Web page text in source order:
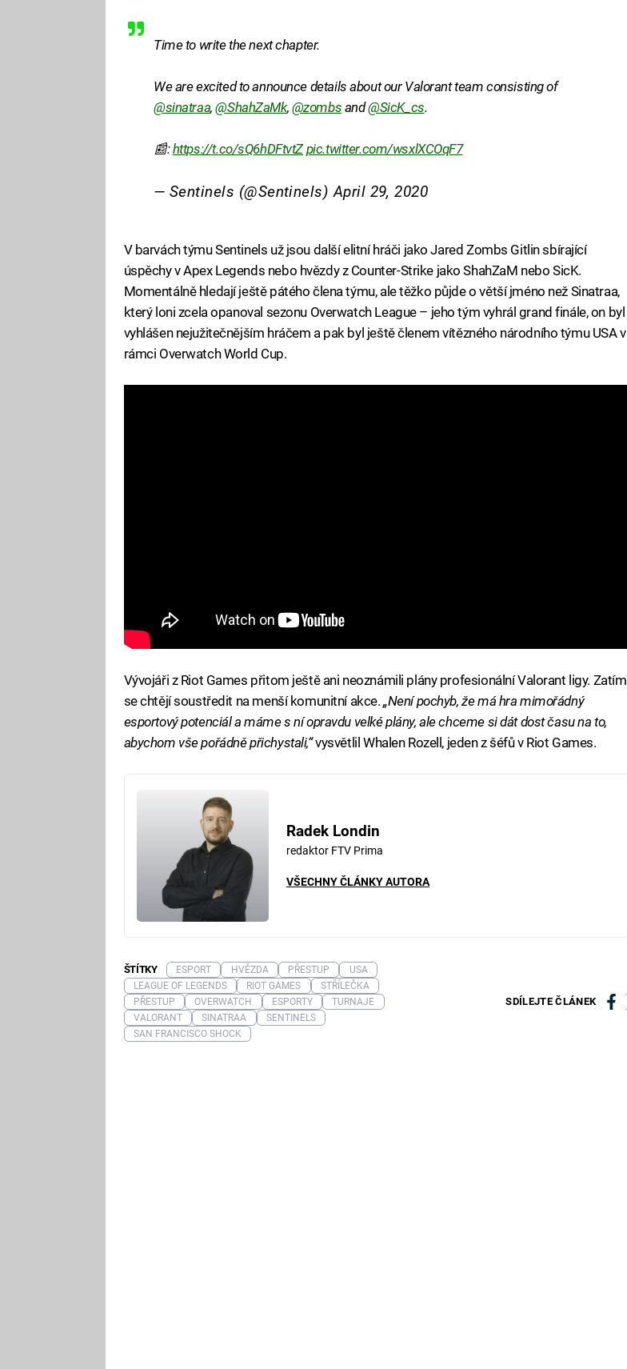
Time to write the next chapter.
We are excited to announce details about our Valorant team consisting of
@sinatraa,@ShahZaMk, @zombs and@SicK_cs.
📰:https://t.co/sQ6hDFtvtZpic.twitter.com/wsxlXCOqF7
— Sentinels (@Sentinels)April 29, 2020
V barvách týmu Sentinels už jsou další elitní hráči jako Jared Zombs Gitlin sbírající
úspěchy v Apex Legends nebo hvězdy z Counter-Strike jako ShahZaM nebo SicK.
Momentálně hledají ještě pátého člena týmu, ale těžko půjde o větší jméno než Sinatraa,
který loni zcela opanoval sezonu Overwatch League – jeho tým vyhrál grand finále, on byl
vyhlášen nejužitečnějším hráčem a pak byl ještě členem vítězného národního týmu USA v
rámci Overwatch World Cup.
Vývojáři z Riot Games přitom ještě ani neoznámili plány profesionální Valorant ligy. Zatím
se chtějí soustředit na menší komunitní akce.„Není pochyb, že má hra mimořádný
esportový potenciál a máme s ní opravdu velké plány, ale chceme si dát dost času na to,
abychom vše pořádně přichystali,“vysvětlil Whalen Rozell, jeden z šéfů v Riot Games.
Radek Londin
redaktor FTV Prima
VŠECHNY ČLÁNKY AUTORA
SDÍLEJTE ČLÁNEK
ŠTÍTKY ESPORT HVĚZDA PŘESTUP
USA
LEAGUE OF LEGENDS
RIOT GAMES
STŘÍLEČKA
PŘESTUP
OVERWATCH ESPORTY
TURNAJE
VALORANT
SINATRAA
SENTINELS
SAN FRANCISCO SHOCK